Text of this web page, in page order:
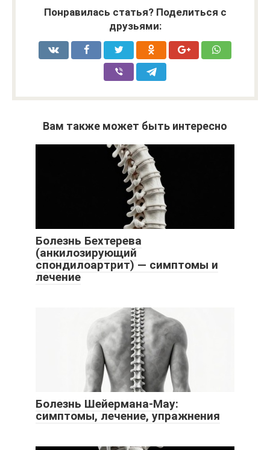
Понравилась статья? Поделиться с
друзьями:
Вам также может быть интересно
Болезнь Бехтерева
(анкилозирующий
спондилоартрит) — симптомы и
лечение
Болезнь Шейермана-Мау:
симптомы, лечение, упражнения